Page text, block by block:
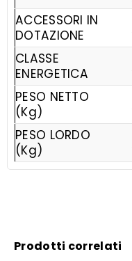
ACCESSORI IN
DOTAZIONE
CLASSE
ENERGETICA
PESO NETTO
(Kg)
PESO LORDO
(Kg)
Prodotti correlati